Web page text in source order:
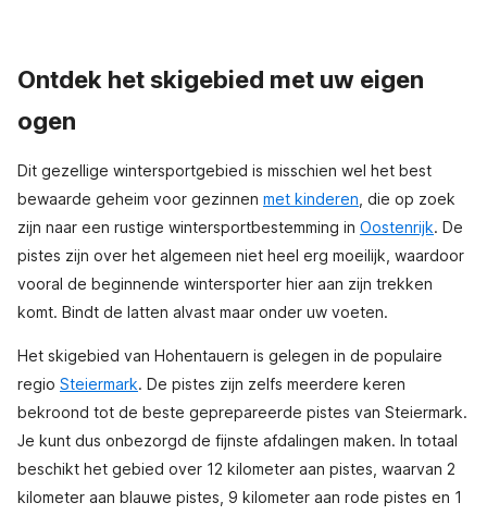
Ontdek het skigebied met uw eigen
ogen
Dit gezellige wintersportgebied is misschien wel het best
bewaarde geheim voor gezinnen met kinderen , die op zoek
zijn naar een rustige wintersportbestemming in Oostenrijk. De
pistes zijn over het algemeen niet heel erg moeilijk, waardoor
vooral de beginnende wintersporter hier aan zijn trekken
komt. Bindt de latten alvast maar onder uw voeten.
Het skigebied van Hohentauern is gelegen in de populaire
regio Steiermark. De pistes zijn zelfs meerdere keren
bekroond tot de beste geprepareerde pistes van Steiermark.
Je kunt dus onbezorgd de fijnste afdalingen maken. In totaal
beschikt het gebied over 12 kilometer aan pistes, waarvan 2
kilometer aan blauwe pistes, 9 kilometer aan rode pistes en 1